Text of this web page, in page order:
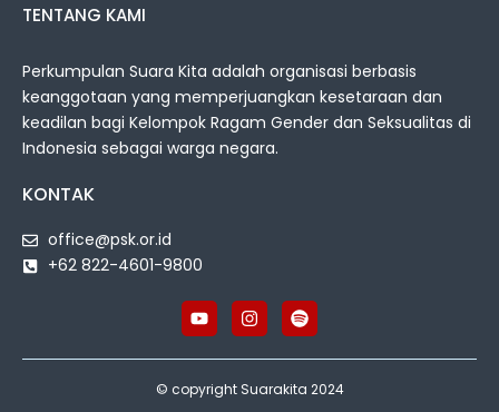
TENTANG KAMI
Perkumpulan Suara Kita adalah organisasi berbasis
keanggotaan yang memperjuangkan kesetaraan dan
keadilan bagi Kelompok Ragam Gender dan Seksualitas di
Indonesia sebagai warga negara.
KONTAK
office@psk.or.id
+62 822-4601-9800
© copyright Suarakita 2024